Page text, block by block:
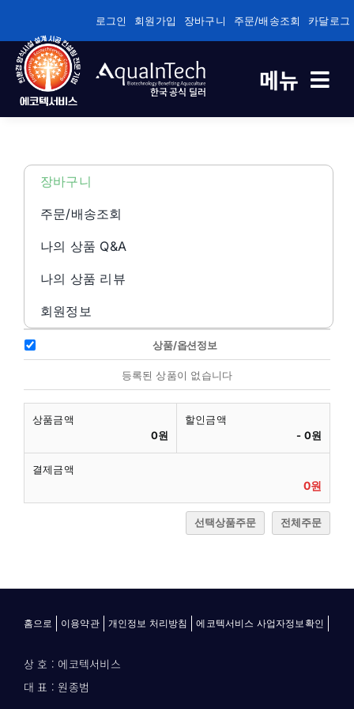
너
로그인 회원가입 장바구니 주문/배송조회 카달로그
한국 공식 딜러 메뉴
바이오플록/순환여과/순환여과 전용
수질관리
기술정보자료
장바구니
주문/배송조회
나의 상품 Q&A
나의 상품 리뷰
회원정보
상품/옵션정보
등록된 상품이 없습니다
상품금액
0원
할인금액
- 0원
결제금액
0원
선택상품주문 전체주문
홈으로 이용약관 개인정보 처리방침 에코텍서비스 사업자정보확인
상 호 : 에코텍서비스
대 표 : 원종범